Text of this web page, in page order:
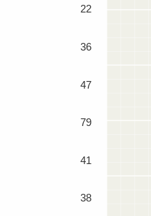
22
36
47
79
41
38